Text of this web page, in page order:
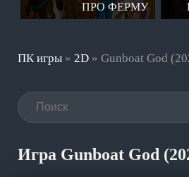
ПРО ФЕРМУ
ПК игры » 2D » Gunboat God
Игра Gunboat God